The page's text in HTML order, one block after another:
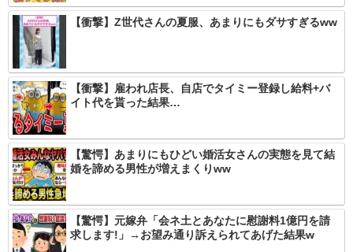
【衝撃】Z世代さんの夏服、あまりにもダサすぎるww
【衝撃】雇われ店長、自店でタイミー登録し給料+バ
イト代を貰った結果…
【驚愕】あまりにもひどい婚活女さんの実態を見て結
婚を諦める男性が増えまくりww
【驚愕】元嫁弁「会ネ土とあなたに慰謝料1億円を請
求します!」→お望み通り訴えられてあげた結果w